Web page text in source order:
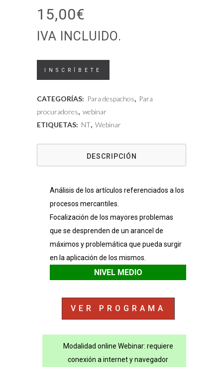
15,00€
IVA INCLUIDO.
los
procuradores
mercantiles
cantidad
INSCRÍBETE
CATEGORÍAS: Para despachos, Para
procuradores, webinar
ETIQUETAS: NT, Webinar
DESCRIPCIÓN
Análisis de los artículos referenciados a los
procesos mercantiles.
Focalización de los mayores problemas
que se desprenden de un arancel de
máximos y problemática que pueda surgir
en la aplicación de los mismos.
NIVEL MEDIO
VER PROGRAMA
Modalidad online Webinar: requiere
conexión a internet y navegador